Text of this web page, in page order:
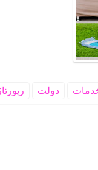
دولت رپورتاژ